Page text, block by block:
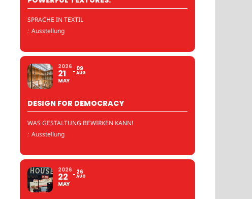
SPRACHE IN TEXTIL
: Ausstellung
2026
21
MAY
09
AUG
DESIGN FOR DEMOCRACY
WAS GESTALTUNG BEWIRKEN KANN!
: Ausstellung
2026
22
MAY
26
AUG